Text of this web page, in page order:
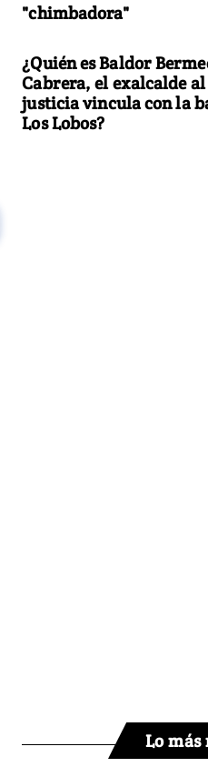
"chimbadora"
¿Quién es Baldor
Cabrera, el exalcalde
justicia vincula con la
Los Lobos?
Lo